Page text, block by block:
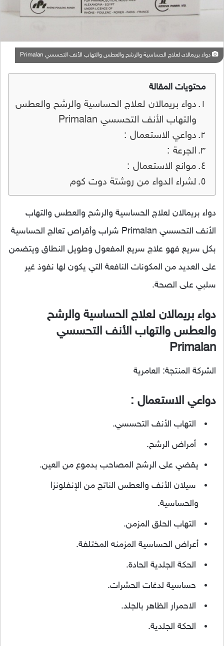
دواء بريمالان لعلاج الحساسية والرشح والعطس والتهاب الأنف التحسسي Primalan
محتويات المقالة
دواء بريمالان لعلاج الحساسية والرشح والعطس
والتهاب الأنف التحسسي Primalan
دواعي الاستعمال :
الجرعة :
موانع الاستعمال :
لشراء الدواء من روشتة دوت كوم
دواء بريمالان لعلاج الحساسية والرشح والعطس والتهاب
الأنف التحسسي Primalan شراب وأقراص تعالج الحساسية
بكل سريع فهو علاج سريع المفعول وطويل النطاق ويتضمن
على العديد من المكونات النافعة التي يكون لها نفوذ غير
سلبي على الصحة.
دواء بريمالان لعلاج الحساسية والرشح
والعطس والتهاب الأنف التحسسي
Primalan
الشركة المنتجة: العامرية
دواعي الاستعمال :
التهاب الأنف التحسسي.
أمراض الرشح.
يقضي على الرشح المصاحب بدموع من العين.
سيلان الأنف والعطس الناتج من الإنفلونزا
والحساسية.
التهاب الحلق المزمن.
أعراض الحساسية المزمنه المختلفة.
الحكة الجلدية الحادة.
حساسية لدغات الحشرات.
الاحمرار الظاهر بالجلد.
الحكة الجلدية.